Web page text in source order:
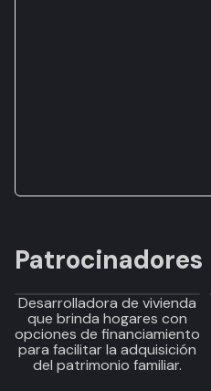
Patrocinadores
Desarrolladora de vivienda
que brinda hogares con
opciones de financiamiento
para facilitar la adquisición
del patrimonio familiar.